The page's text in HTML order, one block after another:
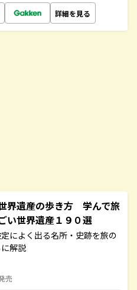
詳細を見る
界遺産の歩き方 学んで旅
い世界遺産１９０選
によく出る名所・史跡を旅の
解説
売